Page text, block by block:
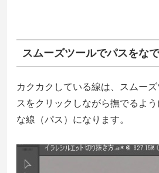
スムーズツールでパスをな
カクカクしている線は、スムー
スをクリックしながら撫でるよ
な線（パス）になります。